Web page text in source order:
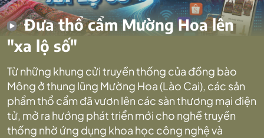
Đưa thổ cẩm Mường Hoa lên
"xa lộ số"
Từ những khung cửi truyền thống của đồng bào
Mông ở thung lũng Mường Hoa (Lào Cai), các sản
phẩm thổ cẩm đã vươn lên các sàn thương mại điện
tử, mở ra hướng phát triển mới cho nghề truyền
thống nhờ ứng dụng khoa học công nghệ và